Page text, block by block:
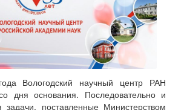
Вологодский научный центр РАН
дня основания. Последовательно и
задачи, поставленные Министерством